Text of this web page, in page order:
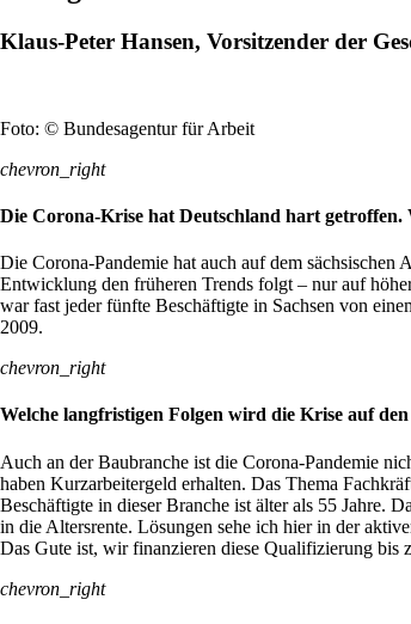
Klaus-Peter Hansen, Vorsitzender der
Foto: © Bundesagentur für Arbeit
chevron_right
Die Corona-Krise hat Deutschland hart getroffen.
Die Corona-Pandemie hat auch auf dem sächsischen
Entwicklung den früheren Trends folgt – nur auf
war fast jeder fünfte Beschäftigte in Sachsen von
2009.
chevron_right
Welche langfristigen Folgen wird die Krise auf
Auch an der Baubranche ist die Corona-Pandemie
haben Kurzarbeitergeld erhalten. Das Thema
Beschäftigte in dieser Branche ist älter als 55 Jahre.
in die Altersrente. Lösungen sehe ich hier in der
Das Gute ist, wir finanzieren diese Qualifizierung bis
chevron_right